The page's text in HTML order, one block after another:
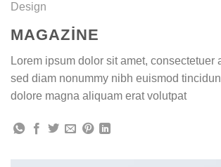
Design
MAGAZINE
Lorem ipsum dolor sit amet, consectetuer
sed diam nonummy nibh euismod
dolore magna aliquam erat volutpat